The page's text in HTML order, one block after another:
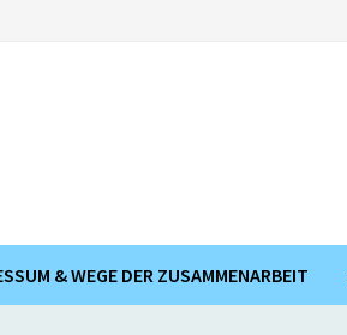
& WEGE DER ZUSAMMENARBEIT